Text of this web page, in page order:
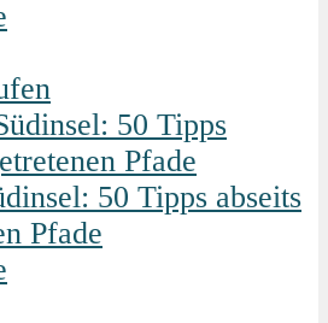
50 Tipps abseits
Pfade